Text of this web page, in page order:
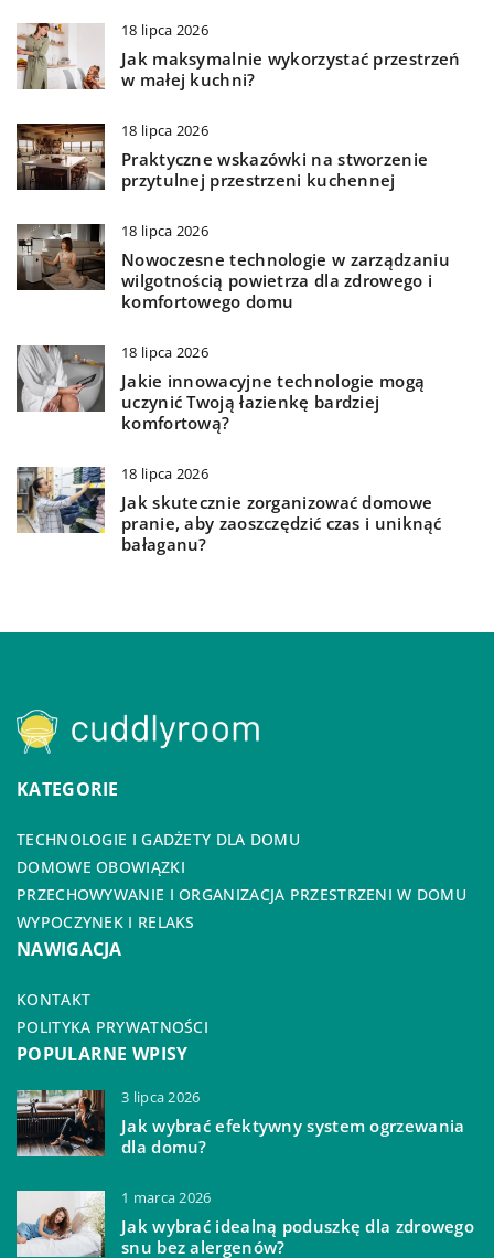
18 lipca 2026
Jak maksymalnie wykorzystać przestrzeń
w małej kuchni?
18 lipca 2026
Praktyczne wskazówki na stworzenie
przytulnej przestrzeni kuchennej
18 lipca 2026
Nowoczesne technologie w zarządzaniu
wilgotnością powietrza dla zdrowego i
komfortowego domu
18 lipca 2026
Jakie innowacyjne technologie mogą
uczynić Twoją łazienkę bardziej
komfortową?
18 lipca 2026
Jak skutecznie zorganizować domowe
pranie, aby zaoszczędzić czas i uniknąć
bałaganu?
KATEGORIE
TECHNOLOGIE I GADŻETY DLA DOMU
DOMOWE OBOWIĄZKI
PRZECHOWYWANIE I ORGANIZACJA PRZESTRZENI W DOMU
WYPOCZYNEK I RELAKS
NAWIGACJA
KONTAKT
POLITYKA PRYWATNOŚCI
POPULARNE WPISY
3 lipca 2026
Jak wybrać efektywny system ogrzewania
dla domu?
1 marca 2026
Jak wybrać idealną poduszkę dla zdrowego
snu bez alergenów?